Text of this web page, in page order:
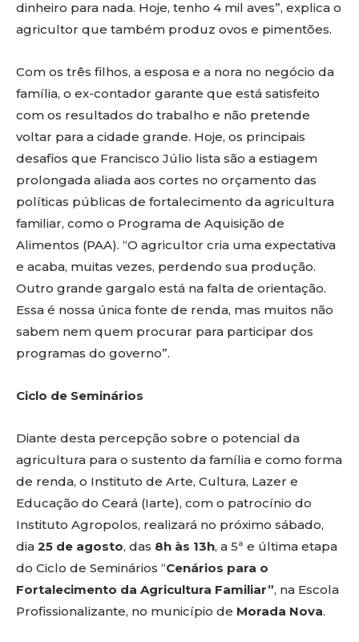
dinheiro para nada. Hoje, tenho 4 mil aves”, explica o
agricultor que também produz ovos e pimentões.
Com os três filhos, a esposa e a nora no negócio da
família, o ex-contador garante que está satisfeito
com os resultados do trabalho e não pretende
voltar para a cidade grande. Hoje, os principais
desafios que Francisco Júlio lista são a estiagem
prolongada aliada aos cortes no orçamento das
políticas públicas de fortalecimento da agricultura
familiar, como o Programa de Aquisição de
Alimentos (PAA). “O agricultor cria uma expectativa
e acaba, muitas vezes, perdendo sua produção.
Outro grande gargalo está na falta de orientação.
Essa é nossa única fonte de renda, mas muitos não
sabem nem quem procurar para participar dos
programas do governo”.
Ciclo de Seminários
Diante desta percepção sobre o potencial da
agricultura para o sustento da família e como forma
de renda, o Instituto de Arte, Cultura, Lazer e
Educação do Ceará (Iarte), com o patrocínio do
Instituto Agropolos, realizará no próximo sábado,
dia 25 de agosto, das 8h às 13h, a 5ª e última etapa
do Ciclo de Seminários “Cenários para o
Fortalecimento da Agricultura Familiar”, na Escola
Profissionalizante, no município de Morada Nova.